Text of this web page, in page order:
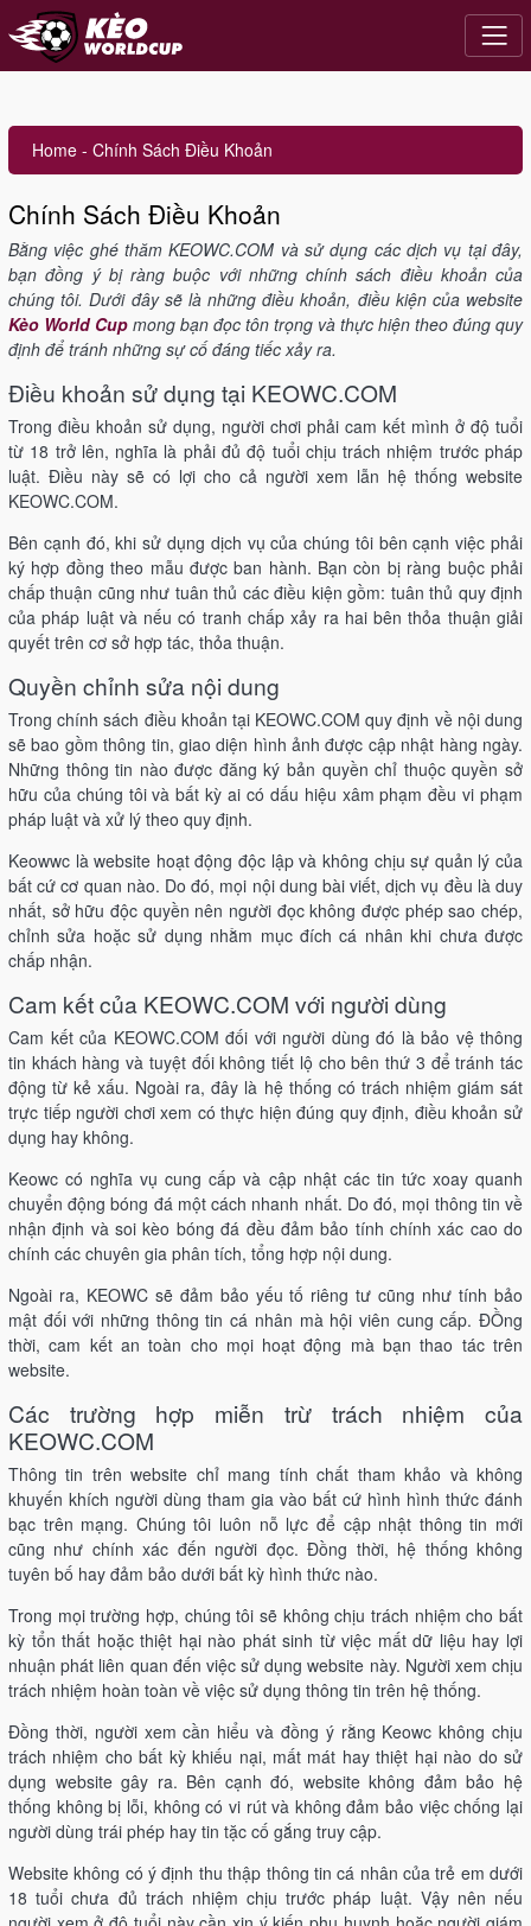
Home - Chính Sách Điều Khoản
Chính Sách Điều Khoản
Bằng việc ghé thăm KEOWC.COM và sử dụng các dịch vụ tại đây,
bạn đồng ý bị ràng buộc với những chính sách điều khoản của
chúng tôi. Dưới đây sẽ là những điều khoản, điều kiện của website
Kèo World Cup mong bạn đọc tôn trọng và thực hiện theo đúng quy
định để tránh những sự cố đáng tiếc xảy ra.
Điều khoản sử dụng tại KEOWC.COM
Trong điều khoản sử dụng, người chơi phải cam kết mình ở độ tuổi
từ 18 trở lên, nghĩa là phải đủ độ tuổi chịu trách nhiệm trước pháp
luật. Điều này sẽ có lợi cho cả người xem lẫn hệ thống website
KEOWC.COM.
Bên cạnh đó, khi sử dụng dịch vụ của chúng tôi bên cạnh việc phải
ký hợp đồng theo mẫu được ban hành. Bạn còn bị ràng buộc phải
chấp thuận cũng như tuân thủ các điều kiện gồm: tuân thủ quy định
của pháp luật và nếu có tranh chấp xảy ra hai bên thỏa thuận giải
quyết trên cơ sở hợp tác, thỏa thuận.
Quyền chỉnh sửa nội dung
Trong chính sách điều khoản tại KEOWC.COM quy định về nội dung
sẽ bao gồm thông tin, giao diện hình ảnh được cập nhật hàng ngày.
Những thông tin nào được đăng ký bản quyền chỉ thuộc quyền sở
hữu của chúng tôi và bất kỳ ai có dấu hiệu xâm phạm đều vi phạm
pháp luật và xử lý theo quy định.
Keowwc là website hoạt động độc lập và không chịu sự quản lý của
bất cứ cơ quan nào. Do đó, mọi nội dung bài viết, dịch vụ đều là duy
nhất, sở hữu độc quyền nên người đọc không được phép sao chép,
chỉnh sửa hoặc sử dụng nhằm mục đích cá nhân khi chưa được
chấp nhận.
Cam kết của KEOWC.COM với người dùng
Cam kết của KEOWC.COM đối với người dùng đó là bảo vệ thông
tin khách hàng và tuyệt đối không tiết lộ cho bên thứ 3 để tránh tác
động từ kẻ xấu. Ngoài ra, đây là hệ thống có trách nhiệm giám sát
trực tiếp người chơi xem có thực hiện đúng quy định, điều khoản sử
dụng hay không.
Keowc có nghĩa vụ cung cấp và cập nhật các tin tức xoay quanh
chuyển động bóng đá một cách nhanh nhất. Do đó, mọi thông tin về
nhận định và soi kèo bóng đá đều đảm bảo tính chính xác cao do
chính các chuyên gia phân tích, tổng hợp nội dung.
Ngoài ra, KEOWC sẽ đảm bảo yếu tố riêng tư cũng như tính bảo
mật đối với những thông tin cá nhân mà hội viên cung cấp. ĐỒng
thời, cam kết an toàn cho mọi hoạt động mà bạn thao tác trên
website.
Các trường hợp miễn trừ trách nhiệm của
KEOWC.COM
Thông tin trên website chỉ mang tính chất tham khảo và không
khuyến khích người dùng tham gia vào bất cứ hình hình thức đánh
bạc trên mạng. Chúng tôi luôn nỗ lực để cập nhật thông tin mới
cũng như chính xác đến người đọc. Đồng thời, hệ thống không
tuyên bố hay đảm bảo dưới bất kỳ hình thức nào.
Trong mọi trường hợp, chúng tôi sẽ không chịu trách nhiệm cho bất
kỳ tổn thất hoặc thiệt hại nào phát sinh từ việc mất dữ liệu hay lợi
nhuận phát liên quan đến việc sử dụng website này. Người xem chịu
trách nhiệm hoàn toàn về việc sử dụng thông tin trên hệ thống.
Đồng thời, người xem cần hiểu và đồng ý rằng Keowc không chịu
trách nhiệm cho bất kỳ khiếu nại, mất mát hay thiệt hại nào do sử
dụng website gây ra. Bên cạnh đó, website không đảm bảo hệ
thống không bị lỗi, không có vi rút và không đảm bảo việc chống lại
người dùng trái phép hay tin tặc cố gắng truy cập.
Website không có ý định thu thập thông tin cá nhân của trẻ em dưới
18 tuổi chưa đủ trách nhiệm chịu trước pháp luật. Vậy nên nếu